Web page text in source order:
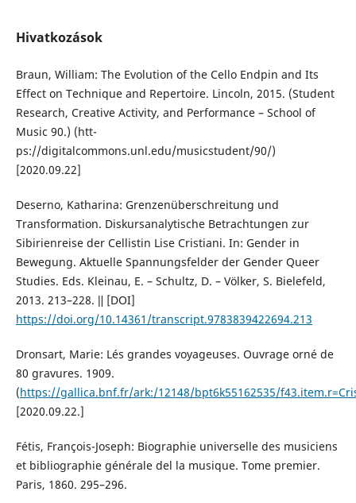
Hivatkozások
Braun, William: The Evolution of the Cello Endpin and Its
Effect on Technique and Repertoire. Lincoln, 2015. (Student
Research, Creative Activity, and Performance – School of
Music 90.) (htt-
ps://digitalcommons.unl.edu/musicstudent/90/)
[2020.09.22]
Deserno, Katharina: Grenzenüberschreitung und
Transformation. Diskursanalytische Betrachtungen zur
Sibirienreise der Cellistin Lise Cristiani. In: Gender in
Bewegung. Aktuelle Spannungsfelder der Gender Queer
Studies. Eds. Kleinau, E. – Schultz, D. – Völker, S. Bielefeld,
2013. 213–228. ǁ [DOI]
https://doi.org/10.14361/transcript.9783839422694.213
Dronsart, Marie: Lés grandes voyageuses. Ouvrage orné de
80 gravures. 1909.
(https://gallica.bnf.fr/ark:/12148/bpt6k55162535/
[2020.09.22.]
Fétis, François-Joseph: Biographie universelle des musiciens
et bibliographie générale del la musique. Tome premier.
Paris, 1860. 295–296.